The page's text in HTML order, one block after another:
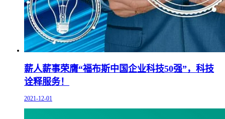
薪人薪事荣膺“福布斯中国企业科技50强”，科技
诠释服务！
2021-12-01